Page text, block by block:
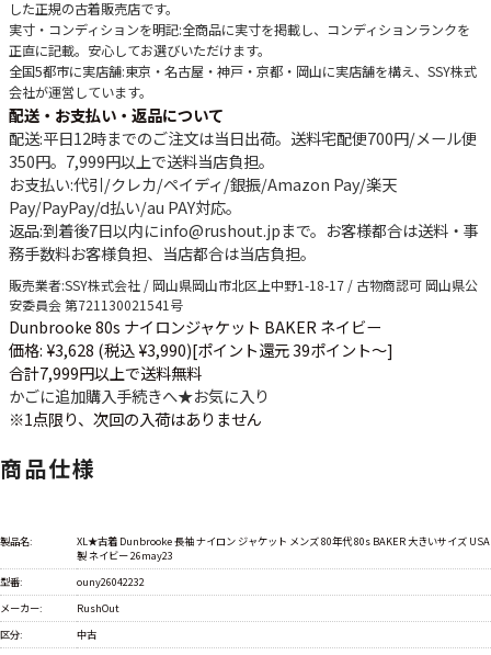
した正規の古着販売店です。
実寸・コンディションを明記:全商品に実寸を掲載し、コンディションランクを
正直に記載。安心してお選びいただけます。
全国5都市に実店舗:東京・名古屋・神戸・京都・岡山に実店舗を構え、SSY株式
会社が運営しています。
配送・お支払い・返品について
配送:平日12時までのご注文は当日出荷。送料宅配便700円/メール便
350円。 7,999円以上で送料当店負担。
お支払い:代引/クレカ/ペイディ/銀振/Amazon Pay/楽天
Pay/PayPay/d払い/au PAY対応。
返品:到着後7日以内にinfo@rushout.jpまで。お客様都合は送料・事
務手数料お客様負担、当店都合は当店負担。
販売業者:SSY株式会社 / 岡山県岡山市北区上中野1-18-17 / 古物商認可 岡山県公
安委員会 第721130021541号
Dunbrooke 80s ナイロンジャケット BAKER ネイビー
価格: ¥3,628 (税込 ¥3,990)[ポイント還元 39ポイント～]
合計7,999円以上で送料無料
かごに追加購入手続きへ★お気に入り
※1点限り、次回の入荷はありません
商品仕様
製品名:
XL★古着 Dunbrooke 長袖 ナイロン ジャケット メンズ 80年代 80s BAKER 大きいサイズ USA
製 ネイビー 26may23
型番:
ouny26042232
メーカー:
RushOut
区分:
中古